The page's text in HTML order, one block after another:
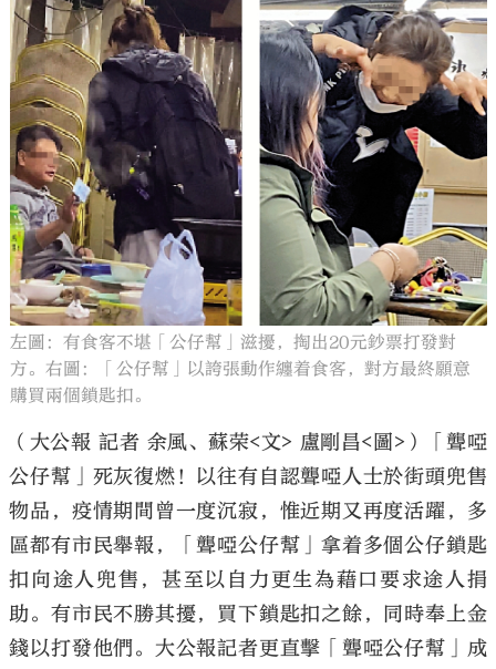
大公文匯
左圖：有食客不堪「公仔幫」滋擾，掏出20元鈔票打發對
方。右圖：「公仔幫」以誇張動作纏着食客，對方最終願意
購買兩個鎖匙扣。
（大公報 記者 余風、蘇荣<文> 盧剛昌<圖>）「聾啞
公仔幫」死灰復燃！以往有自認聾啞人士於街頭兜售
物品，疫情期間曾一度沉寂，惟近期又再度活躍，多
區都有市民舉報，「聾啞公仔幫」拿着多個公仔鎖匙
扣向途人兜售，甚至以自力更生為藉口要求途人捐
助。有市民不勝其擾，買下鎖匙扣之餘，同時奉上金
錢以打發他們。大公報記者更直擊「聾啞公仔幫」成